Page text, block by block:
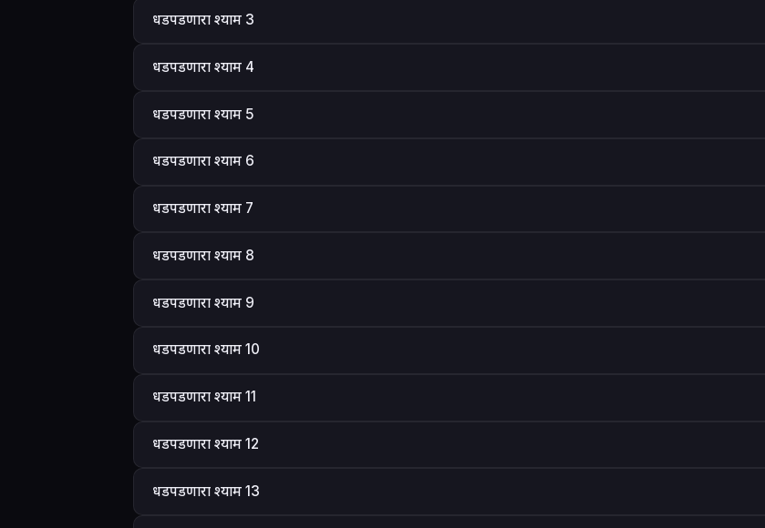
धडपडणारा श्याम 3
धडपडणारा श्याम 4
धडपडणारा श्याम 5
धडपडणारा श्याम 6
धडपडणारा श्याम 7
धडपडणारा श्याम 8
धडपडणारा श्याम 9
धडपडणारा श्याम 10
धडपडणारा श्याम 11
धडपडणारा श्याम 12
धडपडणारा श्याम 13